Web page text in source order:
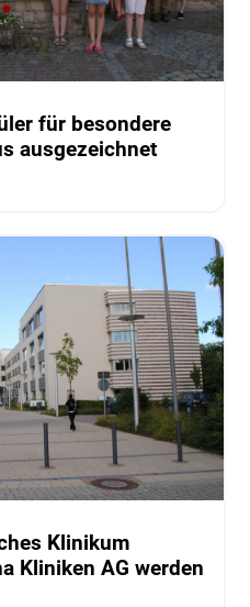
für besondere
ausgezeichnet
Klinikum
Kliniken AG werden